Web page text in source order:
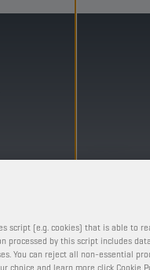
script (e.g. cookies) that is able to
processed by this script includes
You can reject all non-essential
choice and learn more click Cookie